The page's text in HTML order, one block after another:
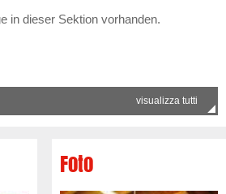
in dieser Sektion vorhanden.
visualizza tutti
Foto